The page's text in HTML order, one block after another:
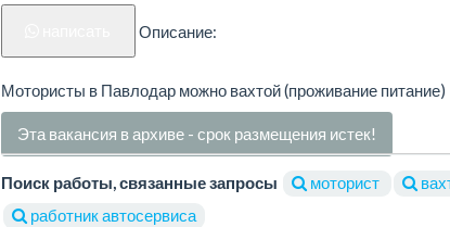
Описание:
Мотористы в Павлодар можно вахтой (проживание питание)
Эта вакансия в архиве - срок размещения истек!
Поиск работы, связанные запросы моторист
работник автосервиса